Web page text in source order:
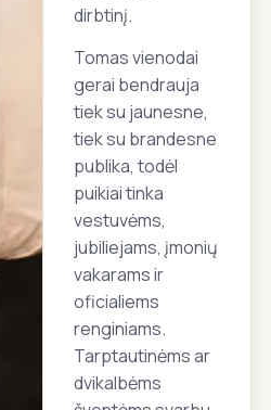
dirbtinį.
Tomas vienodai
gerai bendrauja
tiek su jaunesne,
tiek su brandesne
publika, todėl
puikiai tinka
vestuvėms,
jubiliejams, įmonių
vakarams ir
oficialiems
renginiams.
Tarptautinėms ar
dvikalbėms